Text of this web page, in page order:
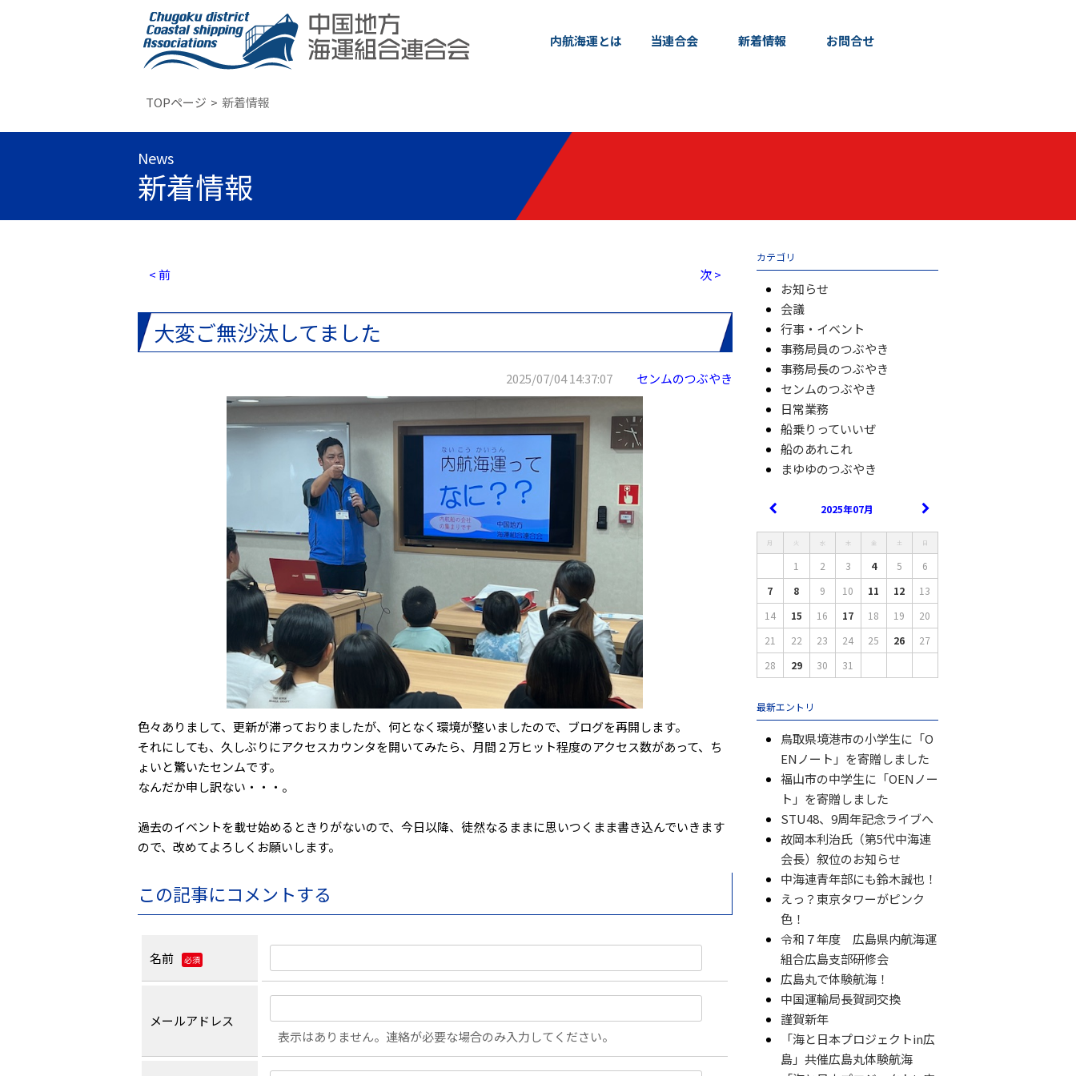
内航海運とは 当連合会 新着情報 お問合せ
TOPページ 新着情報
News
新着情報
< 前 次 >
大変ご無沙汰してました
2025/07/04 14:37:07 センムのつぶやき
色々ありまして、更新が滞っておりましたが、何となく環境が整いましたので、ブログを再開します。
それにしても、久しぶりにアクセスカウンタを開いてみたら、月間２万ヒット程度のアクセス数があって、ち
ょいと驚いたセンムです。
なんだか申し訳ない・・・。
過去のイベントを載せ始めるときりがないので、今日以降、徒然なるままに思いつくまま書き込んでいきます
ので、改めてよろしくお願いします。
この記事にコメントする
名前 必須
メールアドレス
表示はありません。連絡が必要な場合のみ入力してください。
カテゴリ
お知らせ
会議
行事・イベント
事務局員のつぶやき
事務局長のつぶやき
センムのつぶやき
日常業務
船乗りっていいぜ
船のあれこれ
まゆゆのつぶやき
2025年07月
月 火 水 木 金 土 日
1 2 3 4 5
6
7
8 9 10 11 12
13
14
15 16 17 18 19
20
21
22 23 24 25 26
27
28
29 30 31
最新エントリ
鳥取県境港市の小学生に「O
ENノート」を寄贈しました
福山市の中学生に「OENノー
ト」を寄贈しました
STU48、9周年記念ライブへ
故岡本利治氏（第5代中海連
会長）叙位のお知らせ
中海連青年部にも鈴木誠也！
えっ？東京タワーがピンク
色！
令和７年度 広島県内航海運
組合広島支部研修会
広島丸で体験航海！
中国運輸局長賀詞交換
謹賀新年
「海と日本プロジェクトin広
島」共催広島丸体験航海